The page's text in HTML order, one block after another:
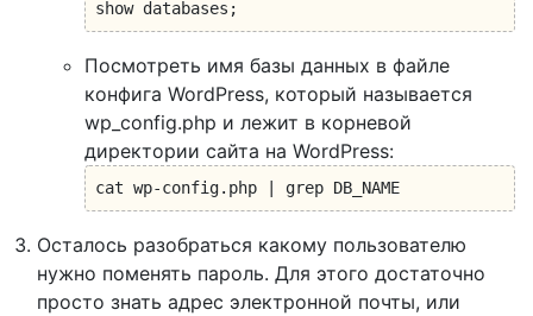
show databases;
Посмотреть имя базы данных в файле
конфига WordPress, который называется
wp_config.php и лежит в корневой
директории сайта на WordPress:
cat wp-config.php | grep DB_NAME
Осталось разобраться какому пользователю
нужно поменять пароль. Для этого достаточно
просто знать адрес электронной почты, или